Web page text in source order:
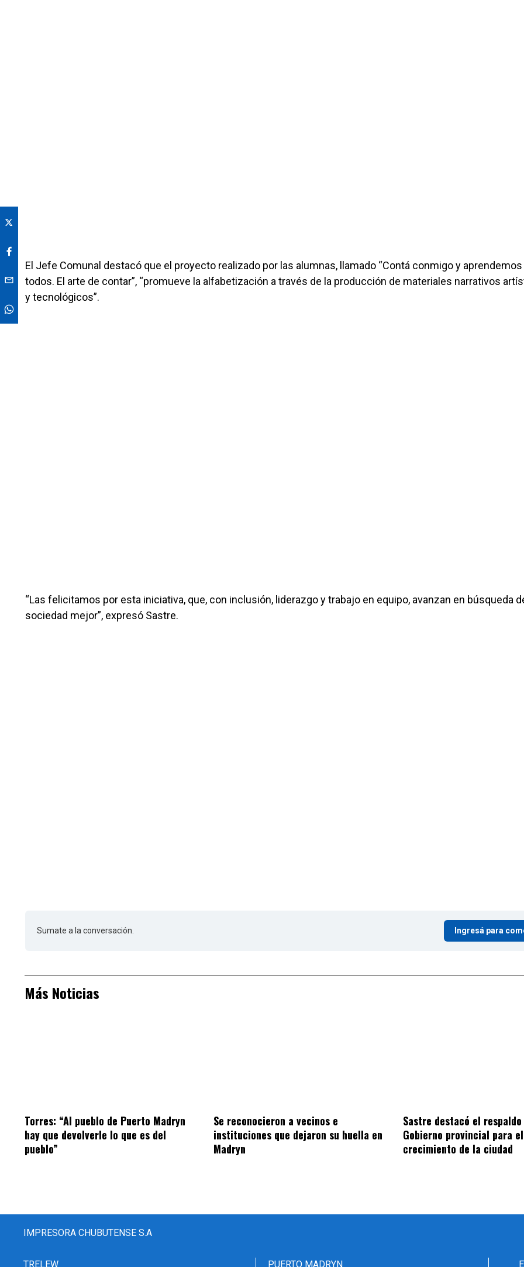
El Jefe Comunal destacó que el proyecto realizado por las alumnas, llamado “Contá conmigo y aprendemos
todos. El arte de contar”, “promueve la alfabetización a través de la producción de materiales narrativos
y tecnológicos”.
“Las felicitamos por esta iniciativa, que, con inclusión, liderazgo y trabajo en equipo, avanzan en búsqueda
sociedad mejor”, expresó Sastre.
Sumate a la conversación. Ingresá para
Más Noticias
Torres: “Al pueblo de Puerto Madryn
hay que devolverle lo que es del
pueblo”
Se reconocieron a vecinos e
instituciones que dejaron su huella en
Madryn
Sastre destacó el
Gobierno provincial para el
crecimiento de la ciudad
IMPRESORA CHUBUTENSE S.A
TRELEW PUERTO MADRYN